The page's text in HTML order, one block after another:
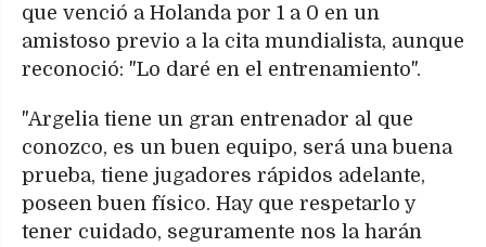
que venció a Holanda por 1 a 0 en un
amistoso previo a la cita mundialista, aunque
reconoció: "Lo daré en el entrenamiento".
"Argelia tiene un gran entrenador al que
conozco, es un buen equipo, será una buena
prueba, tiene jugadores rápidos adelante,
poseen buen físico. Hay que respetarlo y
tener cuidado, seguramente nos la harán